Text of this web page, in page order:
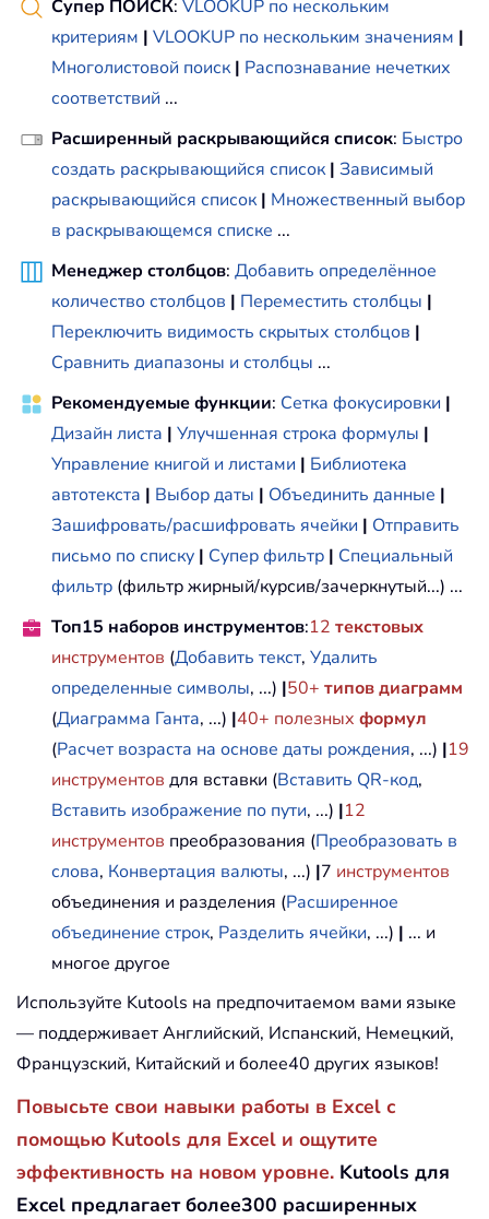
Супер ПОИСК: VLOOKUP по нескольким
критериям | VLOOKUP по нескольким значениям |
Многолистовой поиск | Распознавание нечетких
соответствий ...
Расширенный раскрывающийся список: Быстро
создать раскрывающийся список | Зависимый
раскрывающийся список | Множественный выбор
в раскрывающемся списке ...
Менеджер столбцов: Добавить определённое
количество столбцов | Переместить столбцы |
Переключить видимость скрытых столбцов |
Сравнить диапазоны и столбцы ...
Рекомендуемые функции: Сетка фокусировки |
Дизайн листа | Улучшенная строка формулы |
Управление книгой и листами | Библиотека
автотекста | Выбор даты | Объединить данные |
Зашифровать/расшифровать ячейки | Отправить
письмо по списку | Супер фильтр | Специальный
фильтр (фильтр жирный/курсив/зачеркнутый...) ...
Топ15 наборов инструментов:12 текстовых
инструментов (Добавить текст, Удалить
определенные символы, ...) |50+ типов диаграмм
(Диаграмма Ганта, ...) |40+ полезных формул
(Расчет возраста на основе даты рождения, ...) |19
инструментов для вставки (Вставить QR-код,
Вставить изображение по пути, ...) |12
инструментов преобразования (Преобразовать в
слова, Конвертация валюты, ...) |7 инструментов
объединения и разделения (Расширенное
объединение строк, Разделить ячейки, ...) | ... и
многое другое
Используйте Kutools на предпочитаемом вами языке
— поддерживает Английский, Испанский, Немецкий,
Французский, Китайский и более40 других языков!
Повысьте свои навыки работы в Excel с
помощью Kutools для Excel и ощутите
эффективность на новом уровне. Kutools для
Excel предлагает более300 расширенных